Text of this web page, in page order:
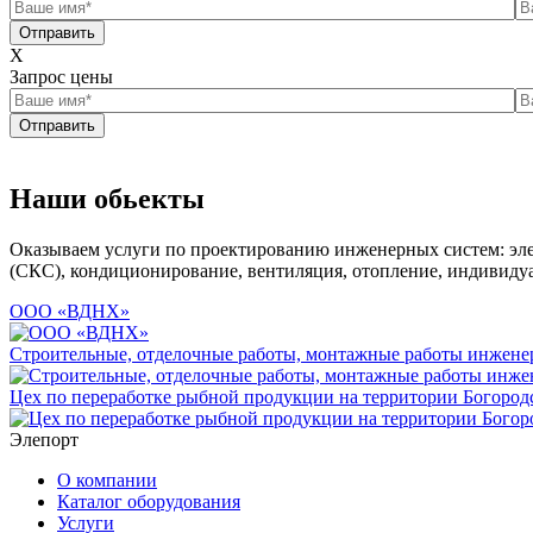
Отправить
X
Запрос цены
Отправить
Наши обьекты
Оказываем услуги по проектированию инженерных систем:
(СКС), кондиционирование, вентиляция, отопление,
ООО «ВДНХ»
Строительные, отделочные работы, монтажные работы
Цех по переработке рыбной продукции на территории
Элепорт
О компании
Каталог оборудования
Услуги